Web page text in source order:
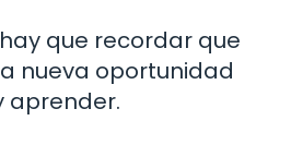
que recordar que
nueva oportunidad
aprender.